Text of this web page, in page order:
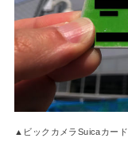
▲ビックカメラSuicaカード